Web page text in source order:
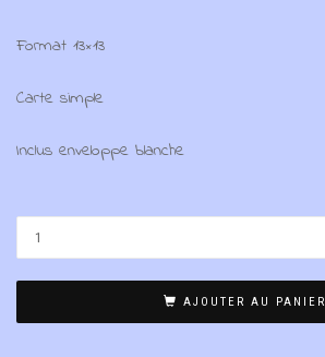
Format 13×13
Carte simple
Inclus enveloppe blanche
AJOUTER AU PANIER